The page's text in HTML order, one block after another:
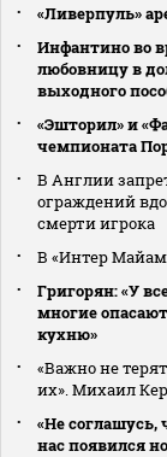
«Ливерпуль»
Инфантино во
любовницу в
выходного
«Эшторил» и
чемпионата
В Англии
ограждений
смерти игрока
В «Интер
Григорян: «У
многие
кухню»
«Важно не
их». Михаил
«Не соглашусь,
нас появился